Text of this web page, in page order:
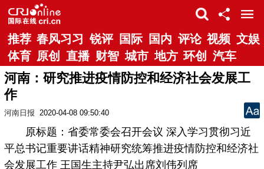
推荐 春风习习 锐评 国际 国内 评论 视频 文娱
体育 原创 直播 财智 城市 地方 环创 汽车
河南：研究推进疫情防控和经济社会发展工
作
河南日报 2020-04-08 09:50:40
原标题：省委常委会召开会议 深入学习贯彻习近
平总书记重要讲话精神研究统筹推进疫情防控和经济社
会发展工作 王国生主持尹弘出席刘伟列席